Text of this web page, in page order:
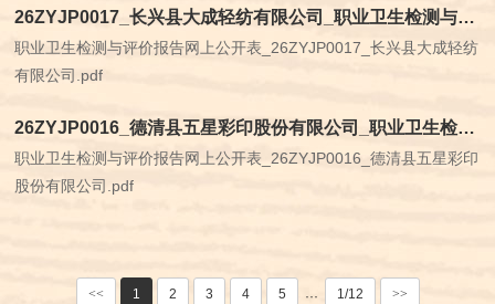
26ZYJP0017_长兴县大成轻纺有限公司_职业卫生检测与评价报告网上公开表
职业卫生检测与评价报告网上公开表_26ZYJP0017_长兴县大成轻纺
有限公司.pdf
26ZYJP0016_德清县五星彩印股份有限公司_职业卫生检测与评价报告网上公开表
职业卫生检测与评价报告网上公开表_26ZYJP0016_德清县五星彩印
股份有限公司.pdf
<< 1 2 3 4 5 ··· 1/12 >>